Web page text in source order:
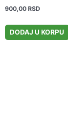
900,00 RSD
DODAJ U KORPU